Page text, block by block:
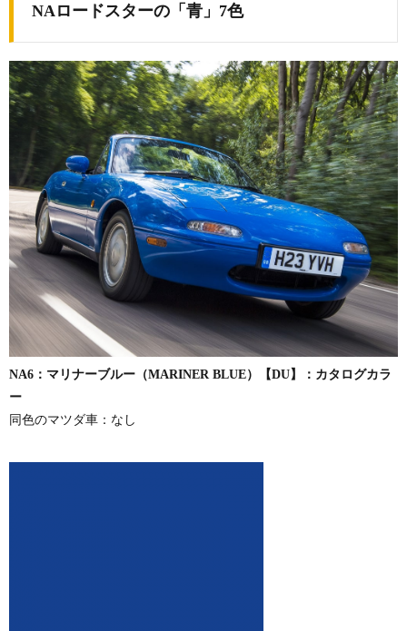
NAロードスターの「青」7色
NA6：マリナーブルー（MARINER BLUE）【DU】：カタログカラ
ー
同色のマツダ車：なし